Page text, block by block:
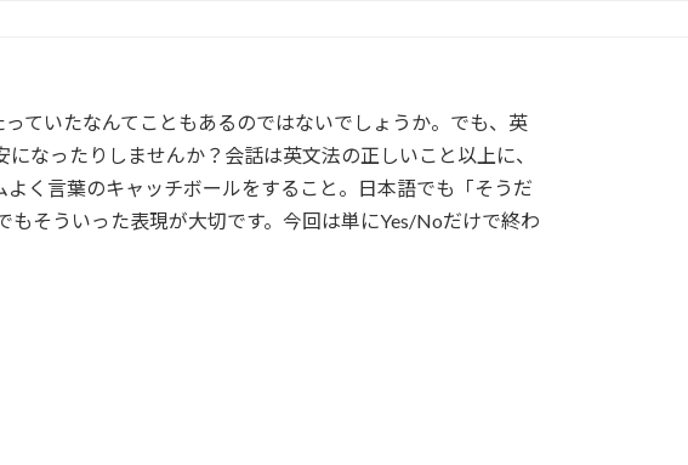
ていたなんてこともあるのではないでしょうか。でも、英
なったりしませんか？会話は英文法の正しいこと以上に、
く言葉のキャッチボールをすること。日本語でも「そうだ
そういった表現が大切です。今回は単にYes/Noだけで終わ